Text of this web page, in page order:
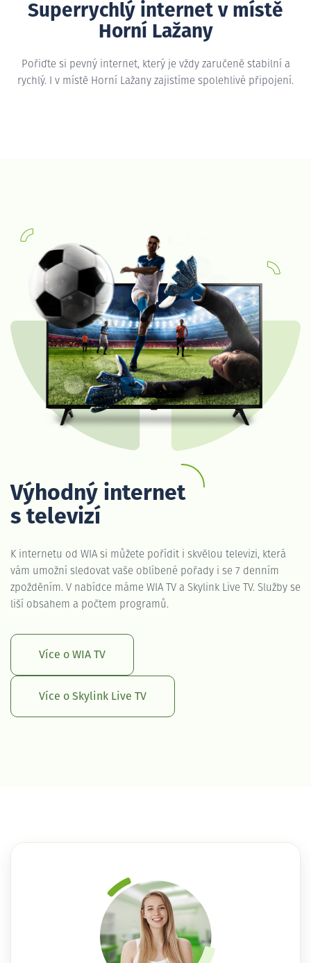
Superrychlý internet v místě
Horní Lažany
Pořiďte si pevný internet, který je vždy zaručeně stabilní a
rychlý. I v místě Horní Lažany zajistíme spolehlivé připojení.
Výhodný internet
s televizí
K internetu od WIA si můžete pořídit i skvělou televizi, která
vám umožní sledovat vaše oblíbené pořady i se 7 denním
zpožděním. V nabídce máme WIA TV a Skylink Live TV. Služby se
liší obsahem a počtem programů.
Více o WIA TV
Více o Skylink Live TV